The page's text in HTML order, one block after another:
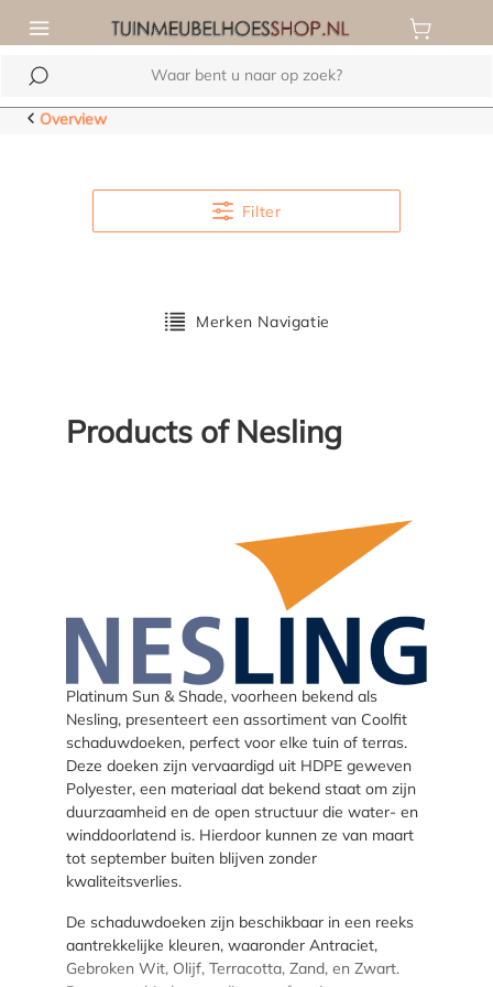
hoofdinhoud
Overview
Filter
Merken Navigatie
Products of Nesling
Platinum Sun & Shade, voorheen bekend als
Nesling, presenteert een assortiment van Coolfit
schaduwdoeken, perfect voor elke tuin of terras.
Deze doeken zijn vervaardigd uit HDPE geweven
Polyester, een materiaal dat bekend staat om zijn
duurzaamheid en de open structuur die water- en
winddoorlatend is. Hierdoor kunnen ze van maart
tot september buiten blijven zonder
kwaliteitsverlies.
De schaduwdoeken zijn beschikbaar in een reeks
aantrekkelijke kleuren, waaronder Antraciet,
Gebroken Wit, Olijf, Terracotta, Zand, en Zwart.